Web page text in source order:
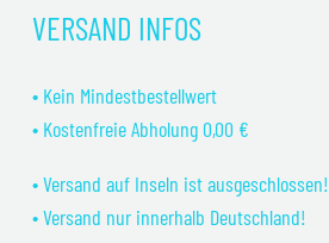
VERSAND INFOS
• Kein Mindestbestellwert
• Kostenfreie Abholung 0,00 €
• Versand auf Inseln ist ausgeschlossen!
• Versand nur innerhalb Deutschland!